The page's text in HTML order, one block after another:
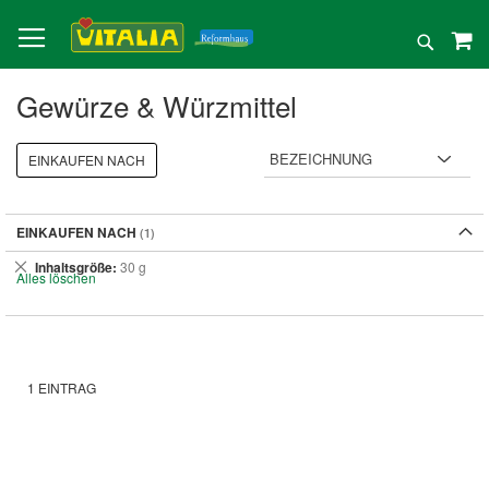
zum
Inhalt
Suche
Gewürze & Würzmittel
1 EINTRAG
EINKAUFEN NACH
EINKAUFEN NACH
Inhaltsgröße 30 g
Dies
entfernen
Alles löschen